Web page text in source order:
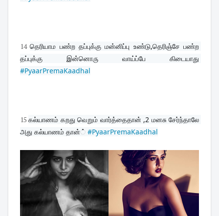
14தெரியாம பண்ற தப்புக்கு மன்னிப்பு உண்டு,தெரிஞ்சே பண்ற
#PyaarPremaKaadhal
15கல்யாணம் கறது வெறும் வார்த்தைதான் ,2 மனசு சேர்ந்தாலே
அது கல்யாணம் தான்் #PyaarPremaKaadhal